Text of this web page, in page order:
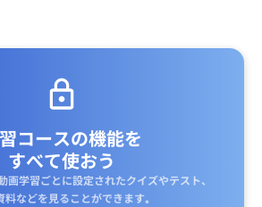
コースの機能を
すべて使おう
画学習ごとに設定されたクイズやテスト、
料などを見ることができます｡